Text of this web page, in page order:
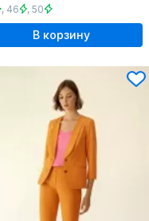
, 46 , 50
В корзину